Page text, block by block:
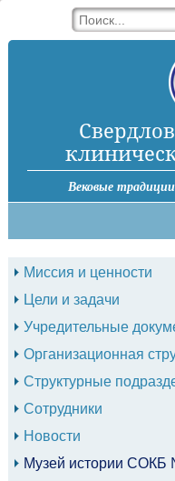
Вековые
Миссия и ценности
Цели и задачи
Учредительные
Организационная
Структурные
Сотрудники
Новости
Музей истории СОКБ